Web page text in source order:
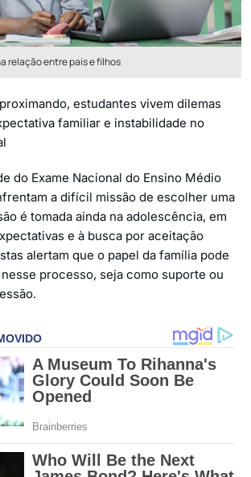
relação entre pais e filhos
estudantes vivem dilemas
familiar e instabilidade no
do Exame Nacional do Ensino Médio
a difícil missão de escolher uma
é tomada ainda na adolescência, em
e à busca por aceitação
alertam que o papel da família pode
processo, seja como suporte ou